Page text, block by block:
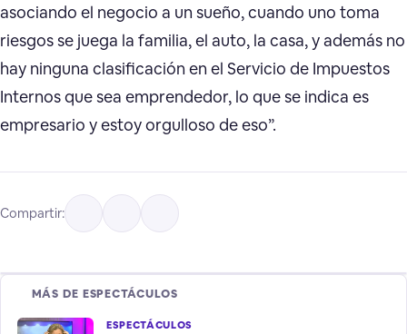
asociando el negocio a un sueño, cuando uno toma
riesgos se juega la familia, el auto, la casa, y además no
hay ninguna clasificación en el Servicio de Impuestos
Internos que sea emprendedor, lo que se indica es
empresario y estoy orgulloso de eso”.
Compartir:
MÁS DE ESPECTÁCULOS
ESPECTÁCULOS